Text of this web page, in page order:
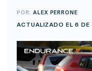
POR:ALEX PERRONE
ACTUALIZADO EL 6 DE